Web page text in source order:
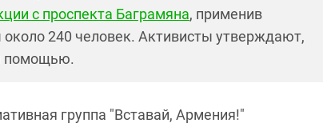
с проспекта Баграмяна, применив
240 человек. Активисты утверждают,
помощью.
группа "Вставай, Армения!"